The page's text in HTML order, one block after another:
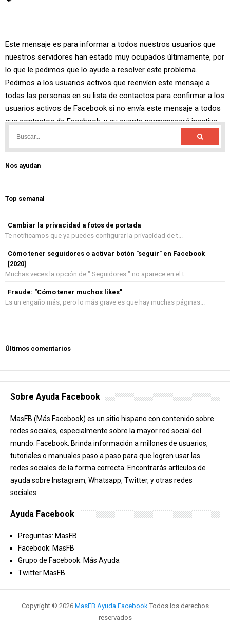
Nos ayudan
Top semanal
Cambiar la privacidad a fotos de portada
Te notificamos que ya puedes configurar la privacidad de t...
Cómo tener seguidores o activar botón "seguir" en Facebook
[2020]
Muchas veces la opción de " Seguidores " no aparece en el t...
Fraude: "Cómo tener muchos likes"
Es un engaño más, pero lo más grave es que hay muchas páginas...
Últimos comentarios
Sobre Ayuda Facebook
MasFB (Más Facebook) es un sitio hispano con contenido sobre
redes sociales, especialmente sobre la mayor red social del
mundo: Facebook. Brinda información a millones de usuarios,
tutoriales o manuales paso a paso para que logren usar las
redes sociales de la forma correcta. Encontrarás artículos de
ayuda sobre Instagram, Whatsapp, Twitter, y otras redes
sociales.
Ayuda Facebook
Preguntas: MasFB
Facebook: MasFB
Grupo de Facebook: Más Ayuda
Twitter MasFB
Copyright © 2026 MasFB Ayuda FacebookTodos los derechos
reservados